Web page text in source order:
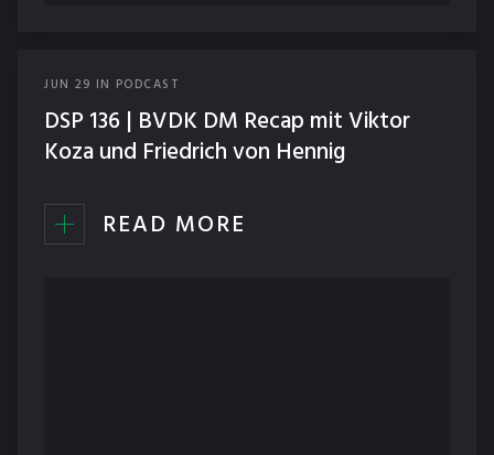
JUN 29 IN PODCAST
DSP 136 | BVDK DM Recap mit Viktor
Koza und Friedrich von Hennig
READ MORE